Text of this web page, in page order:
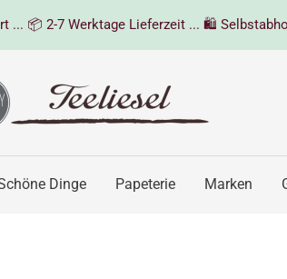
... 📦 2-7 Werktage Lieferzeit ... 🛍️
Dinge Papeterie Marken